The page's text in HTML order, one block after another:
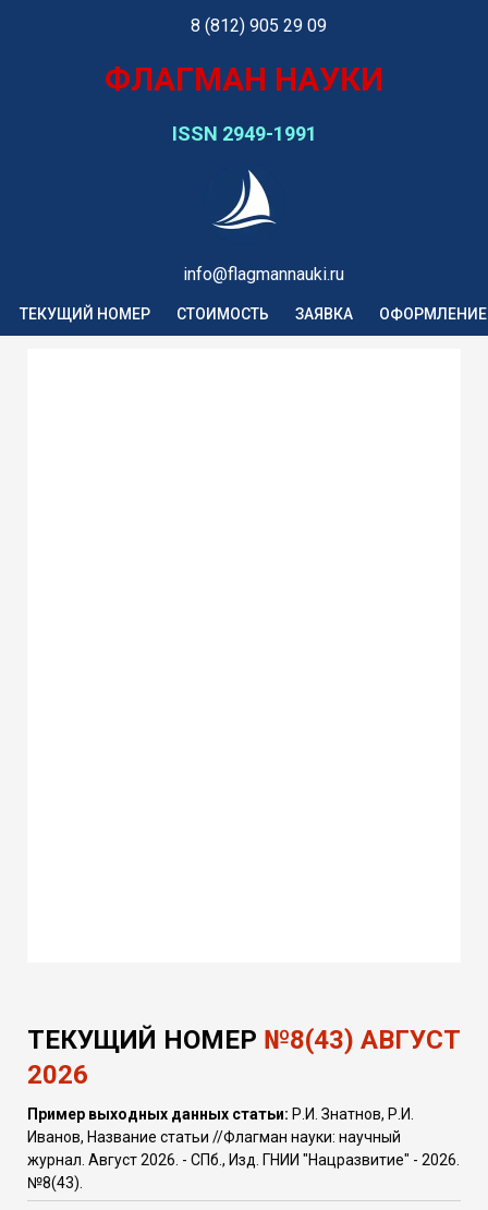
8 (812) 905 29 09
ФЛАГМАН НАУКИ
ISSN 2949-1991
info@flagmannauki.ru
ТЕКУЩИЙ НОМЕР СТОИМОСТЬ ЗАЯВКА ОФОРМЛЕНИЕ
ТЕКУЩИЙ НОМЕР №8(43) АВГУСТ
2026
Пример выходных данных статьи: Р.И. Знатнов, Р.И.
Иванов, Название статьи //Флагман науки: научный
журнал. Август 2026. - СПб., Изд. ГНИИ "Нацразвитие" - 2026.
№8(43).